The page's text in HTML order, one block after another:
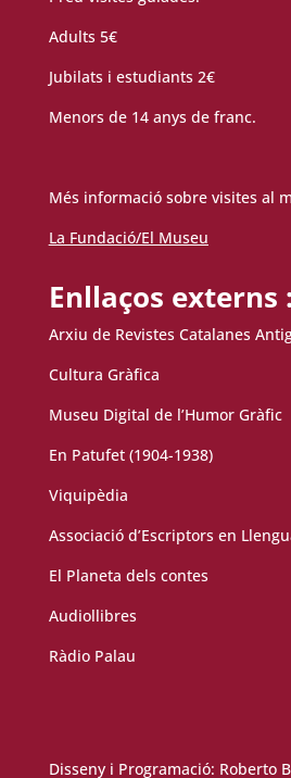
Adults 5€
Jubilats i estudiants 2€
Menors de 14 anys de franc.
Més informació sobre visites al
La Fundació/El Museu
Enllaços externs :
Arxiu de Revistes Catalanes
Cultura Gràfica
Museu Digital de l’Humor Gràfic
En Patufet (1904-1938)
Viquipèdia
Associació d’Escriptors en
El Planeta dels contes
Audiollibres
Ràdio Palau
Disseny i Programació: Roberto